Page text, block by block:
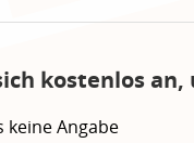
kostenlos
keine Angabe